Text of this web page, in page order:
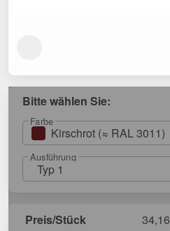
Bitte wählen Sie:
Farbe
Kirschrot (≈ RAL 3011)
Ausführung
Typ 1
Preis/Stück 34,16